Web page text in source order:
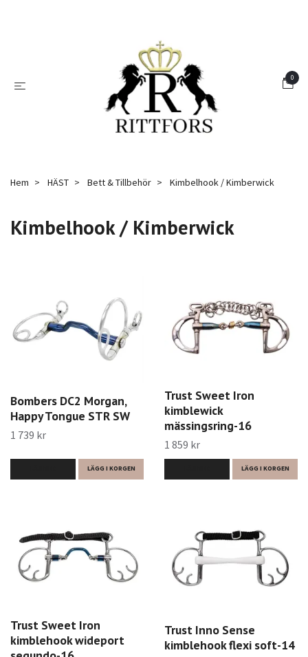
0
Hem HÄST Bett & Tillbehör Kimbelhook / Kimberwick
Kimbelhook / Kimberwick
Bombers DC2 Morgan,
Happy Tongue STR SW
1 739 kr
LÄGG I KORGEN
Trust Sweet Iron
kimblewick
mässingsring-16
1 859 kr
LÄGG I KORGEN
Trust Sweet Iron
kimblehook wideport
Trust Inno Sense
kimblehook flexi soft-14